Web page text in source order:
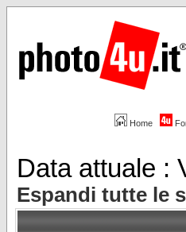
Home
Data attuale :
Espandi tutte le